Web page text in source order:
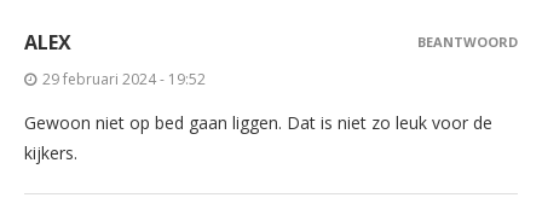
ALEX
29 februari 2024 - 19:52
Gewoon niet op bed gaan liggen. Dat is niet zo leuk voor de
kijkers.
BEANTWOORD